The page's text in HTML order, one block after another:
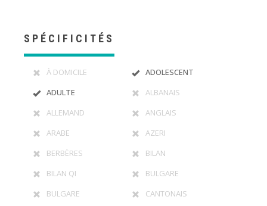
SPÉCIFICITÉS
À DOMICILE
ADOLESCENT
ADULTE
ALBANAIS
ALLEMAND
ANGLAIS
ARABE
AZERI
BERBÈRES
BILAN
BILAN QI
BULGARE
BULGARE
CANTONAIS